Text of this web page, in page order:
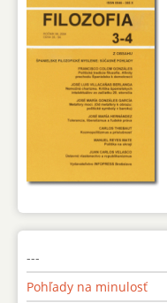
---
Pohľady na minulosť